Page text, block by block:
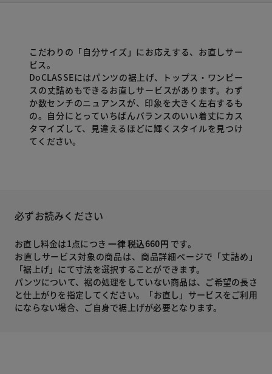
こだわりの「自分サイズ」にお応えする、お直しサー
ビス。
DoCLASSEにはパンツの裾上げ、トップス・ワンピー
スの丈詰めもできるお直しサービスがあります。わず
か数センチのニュアンスが、印象を大きく左右するも
の。自分にとっていちばんバランスのいい着丈にカス
タマイズして、見違えるほどに輝くスタイルを見つけ
てください。
必ずお読みください
お直し料金は1点につき 一律 税込660円 です。
お直しサービス対象の商品は、商品詳細ページで「丈詰め」
「裾上げ」にて寸法を選択することができます。
パンツについて、裾の処理をしていない商品は、ご希望の長さ
と仕上がりを指定してください。「お直し」サービスをご利用
にならない場合、ご自身で裾上げが必要となります。